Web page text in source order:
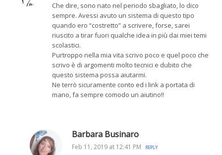
Che dire, sono nato nel periodo sbagliato, lo dico
sempre. Avessi avuto un sistema di questo tipo
quando ero “costretto” a scrivere, forse, sarei
riuscito a tirar fuori qualche idea in più dai miei temi
scolastici.
Purtroppo nella mia vita scrivo poco e quel poco che
scrivo è di argomenti molto tecnici e dubito che
questo sistema possa aiutarmi.
Ne terrò sicuramente conto ed i link a portata di
mano, fa sempre comodo un aiutino!!
Barbara Businaro
Feb 11, 2019 at 12:41 PM REPLY